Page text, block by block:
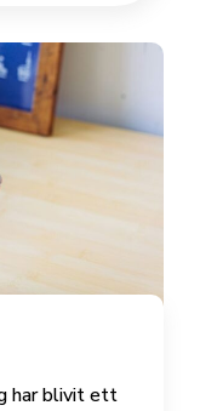
har blivit ett